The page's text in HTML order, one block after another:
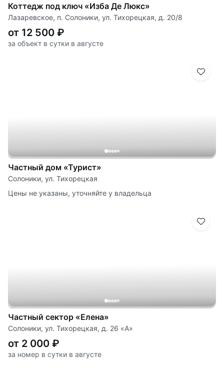
Коттедж под ключ «Изба Де Люкс»
Лазаревское, п. Солоники, ул. Тихорецкая, д. 20/8
от 12 500 ₽
за объект в сутки в августе
Частный дом «Турист»
Солоники, ул. Тихорецкая
Цены не указаны, уточняйте у владельца
Частный сектор «Елена»
Солоники, ул. Тихорецкая, д. 26 «А»
от 2 000 ₽
за номер в сутки в августе